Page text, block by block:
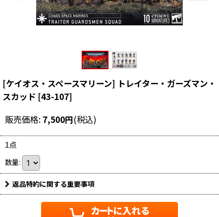
[ケイオス・スペースマリーン] トレイター・ガーズマン・
スカッド [43-107]
販売価格: 7,500円(税込)
1点
数量:
返品特約に関する重要事項